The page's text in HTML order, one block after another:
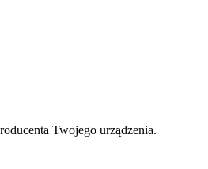
Twojego urządzenia.